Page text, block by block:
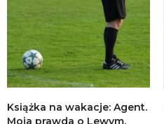
Książka na wakacje: Agent.
Moja prawda o Lewym,